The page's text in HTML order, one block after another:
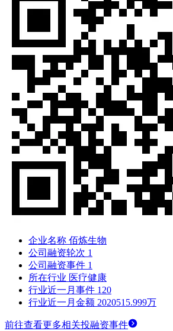
企业名称 佰炼生物
公司融资轮次 1
公司融资事件 1
所在行业 医疗健康
行业近一月事件 120
行业近一月金额 2020515.999万
前往查看更多相关投融资事件